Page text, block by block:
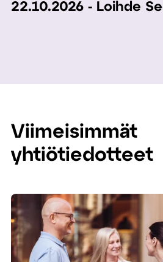
22.10.2026 - Loihde
Viimeisimmät
yhtiötiedotteet